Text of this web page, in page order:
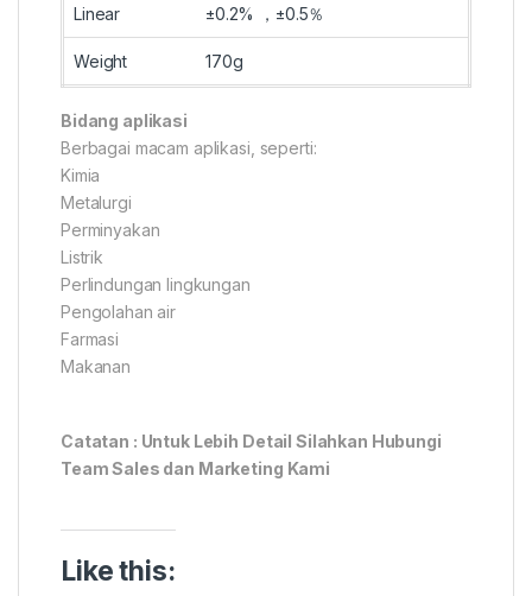
Linear ±0.2% ，±0.5％
Weight 170g
Bidang aplikasi
Berbagai macam aplikasi, seperti:
Kimia
Metalurgi
Perminyakan
Listrik
Perlindungan lingkungan
Pengolahan air
Farmasi
Makanan
Catatan : Untuk Lebih Detail Silahkan Hubungi
Team Sales dan Marketing Kami
Like this: